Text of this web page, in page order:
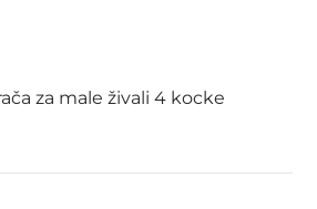
za male živali 4 kocke